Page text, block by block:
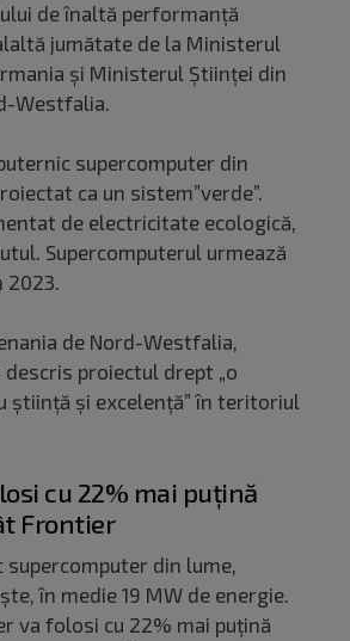
de înaltă performanţă
jumătate de la Ministerul
şi Ministerul Ştiinţei din
Westfalia.
supercomputer din
ca un sistem”verde”.
de electricitate ecologică,
Supercomputerul urmează
2023.
de Nord-Westfalia,
descris proiectul drept „o
ştiinţă şi excelenţă” în teritoriul
cu 22% mai puțină
Frontier
supercomputer din lume,
în medie 19 MW de energie.
va folosi cu 22% mai puțină